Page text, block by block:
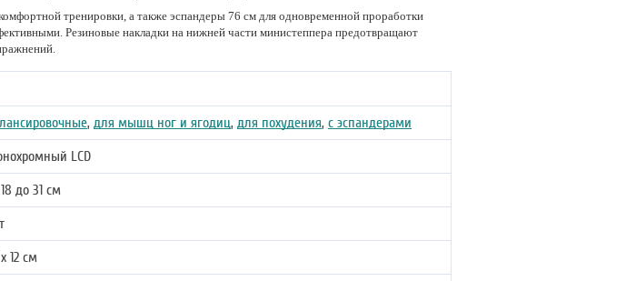
тренировки, а также эспандеры 76 см для одновременной проработки
Резиновые накладки на нижней части министеппера предотвращают
, для мышц ног и ягодиц, для похудения, с эспандерами
LCD
до 31 см
12 см